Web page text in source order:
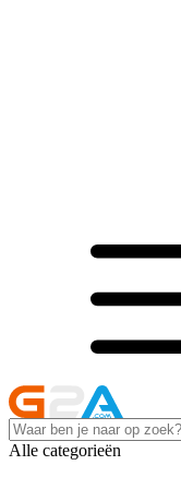
Alle categorieën